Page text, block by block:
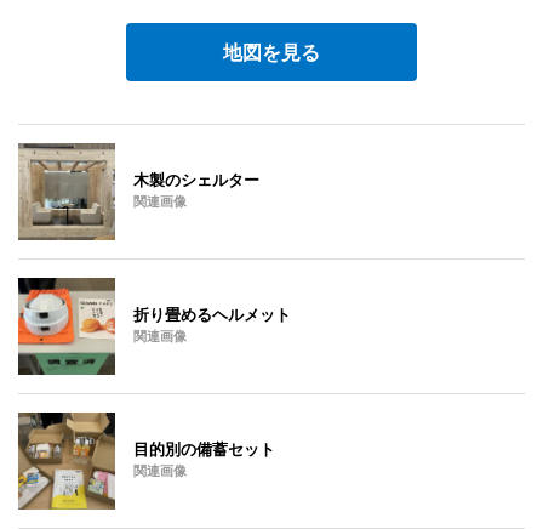
地図を見る
木製のシェルター
関連画像
折り畳めるヘルメット
関連画像
目的別の備蓄セット
関連画像